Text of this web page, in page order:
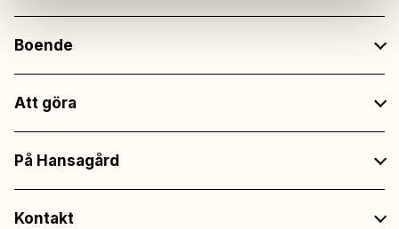
Boende
Att göra
På Hansagård
Kontakt